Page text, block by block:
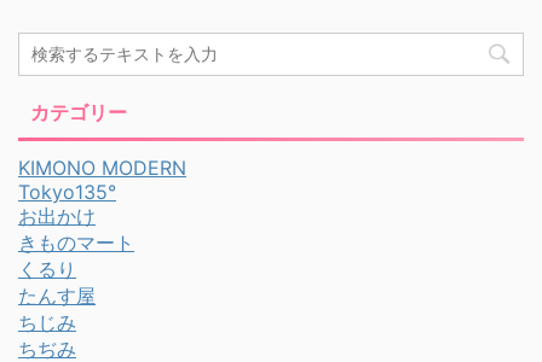
カテゴリー
KIMONO MODERN
Tokyo135°
お出かけ
きものマート
くるり
たんす屋
ちじみ
ちぢみ